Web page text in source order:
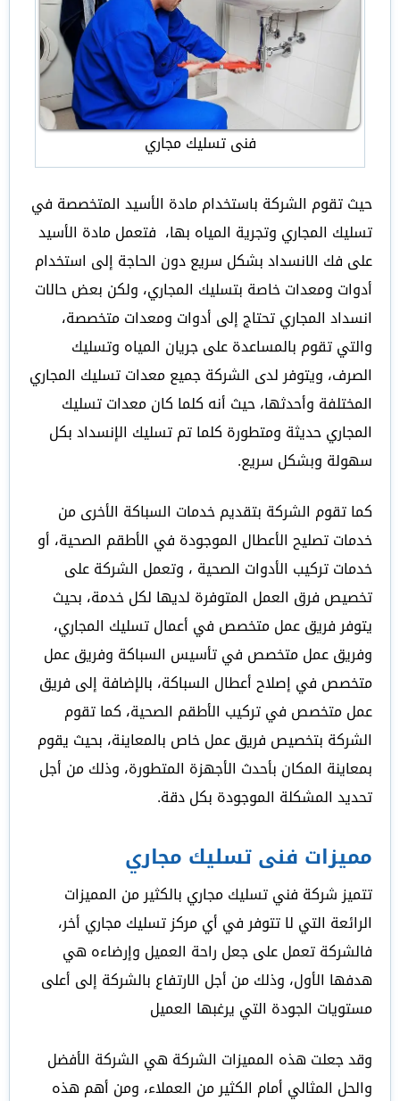
فنى تسليك مجاري
حيث تقوم الشركة باستخدام مادة الأسيد المتخصصة في
تسليك المجاري وتجرية المياه بها، فتعمل مادة الأسيد
على فك الانسداد بشكل سريع دون الحاجة إلى استخدام
أدوات ومعدات خاصة بتسليك المجاري، ولكن بعض حالات
انسداد المجاري تحتاج إلى أدوات ومعدات متخصصة،
والتي تقوم بالمساعدة على جريان المياه وتسليك
الصرف، ويتوفر لدى الشركة جميع معدات تسليك المجاري
المختلفة وأحدثها، حيث أنه كلما كان معدات تسليك
المجاري حديثة ومتطورة كلما تم تسليك الإنسداد بكل
سهولة وبشكل سريع.
كما تقوم الشركة بتقديم خدمات السباكة الأخرى من
خدمات تصليح الأعطال الموجودة في الأطقم الصحية، أو
خدمات تركيب الأدوات الصحية ، وتعمل الشركة على
تخصيص فرق العمل المتوفرة لديها لكل خدمة، بحيث
يتوفر فريق عمل متخصص في أعمال تسليك المجاري،
وفريق عمل متخصص في تأسيس السباكة وفريق عمل
متخصص في إصلاح أعطال السباكة، بالإضافة إلى فريق
عمل متخصص في تركيب الأطقم الصحية، كما تقوم
الشركة بتخصيص فريق عمل خاص بالمعاينة، بحيث يقوم
بمعاينة المكان بأحدث الأجهزة المتطورة، وذلك من أجل
تحديد المشكلة الموجودة بكل دقة.
مميزات فنى تسليك مجاري
تتميز شركة فني تسليك مجاري بالكثير من المميزات
الرائعة التي لا تتوفر في أي مركز تسليك مجاري أخر،
فالشركة تعمل على جعل راحة العميل وإرضاءه هي
هدفها الأول، وذلك من أجل الارتفاع بالشركة إلى أعلى
مستويات الجودة التي يرغبها العميل
وقد جعلت هذه المميزات الشركة هي الشركة الأفضل
والحل المثالي أمام الكثير من العملاء، ومن أهم هذه